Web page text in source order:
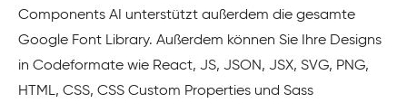
Components AI unterstützt außerdem die gesamte
Google Font Library. Außerdem können Sie Ihre Designs
in Codeformate wie React, JS, JSON, JSX, SVG, PNG,
HTML, CSS, CSS Custom Properties und Sass